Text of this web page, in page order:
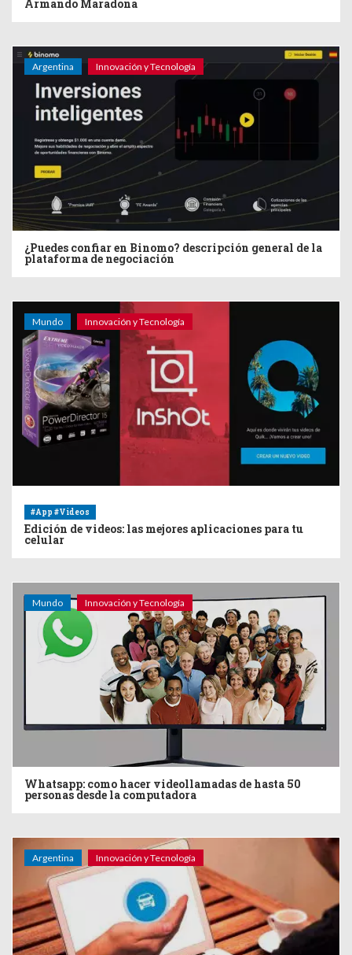
Armando Maradona
Argentina Innovación y Tecnología
¿Puedes confiar en Binomo? descripción general de la
plataforma de negociación
Mundo Innovación y Tecnología
#App #Videos
Edición de videos: las mejores aplicaciones para tu
celular
Mundo Innovación y Tecnología
Whatsapp: como hacer videollamadas de hasta 50
personas desde la computadora
Argentina Innovación y Tecnología